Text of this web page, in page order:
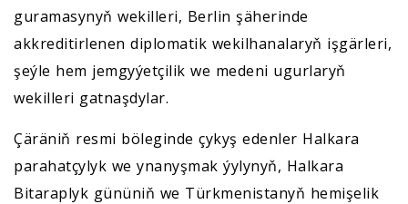
guramasynyň wekilleri, Berlin şäherinde
akkreditirlenen diplomatik wekilhanalaryň işgärleri,
şeýle hem jemgyýetçilik we medeni ugurlaryň
wekilleri gatnaşdylar.
Çäräniň resmi böleginde çykyş edenler Halkara
parahatçylyk we ynanyşmak ýylynyň, Halkara
Bitaraplyk gününiň we Türkmenistanyň hemişelik